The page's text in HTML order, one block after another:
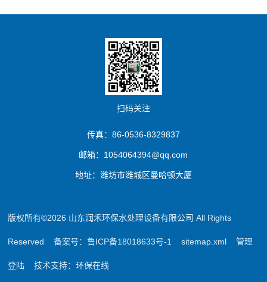
扫码关注
传真：86-0536-8329837
邮箱：1054064394@qq.com
地址：潍坊市潍城区曼哈顿大厦
版权所有©2026 山东润禾环保水处理设备有限公司 All Rights
Reserved备案号：鲁ICP备18018633号-1 sitemap.xml 管理
登陆 技术支持：环保在线